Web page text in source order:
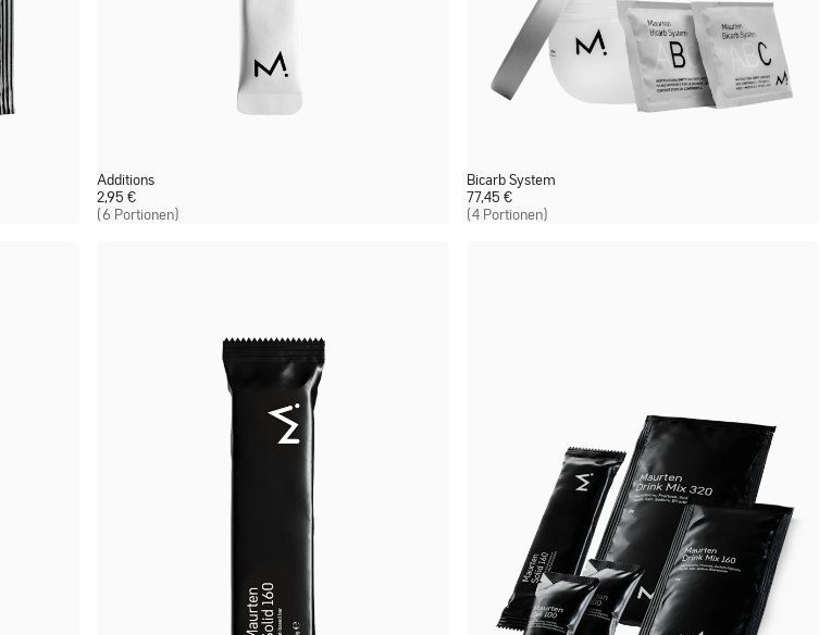
Additions
(6 Portionen)
2,95 €
Bicarb System
(4 Portionen)
77,45 €